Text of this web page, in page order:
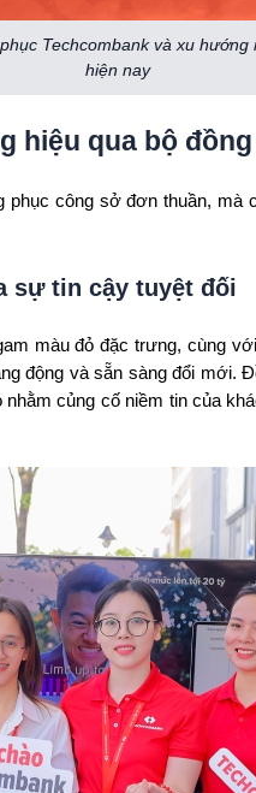
Techcombank và xu
hiện nay
hiệu qua bộ
phục công sở đơn thuần, mà
sự tin cậy tuyệt đối
màu đỏ đặc trưng, cùng
động và sẵn sàng đổi mới.
củng cố niềm tin của